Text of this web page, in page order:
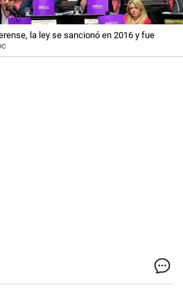
la ley se sancionó en 2016 y fue